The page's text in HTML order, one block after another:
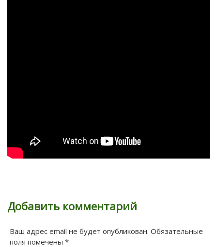
Добавить комментарий
Ваш адрес email не будет опубликован. Обязательные
поля помечены *